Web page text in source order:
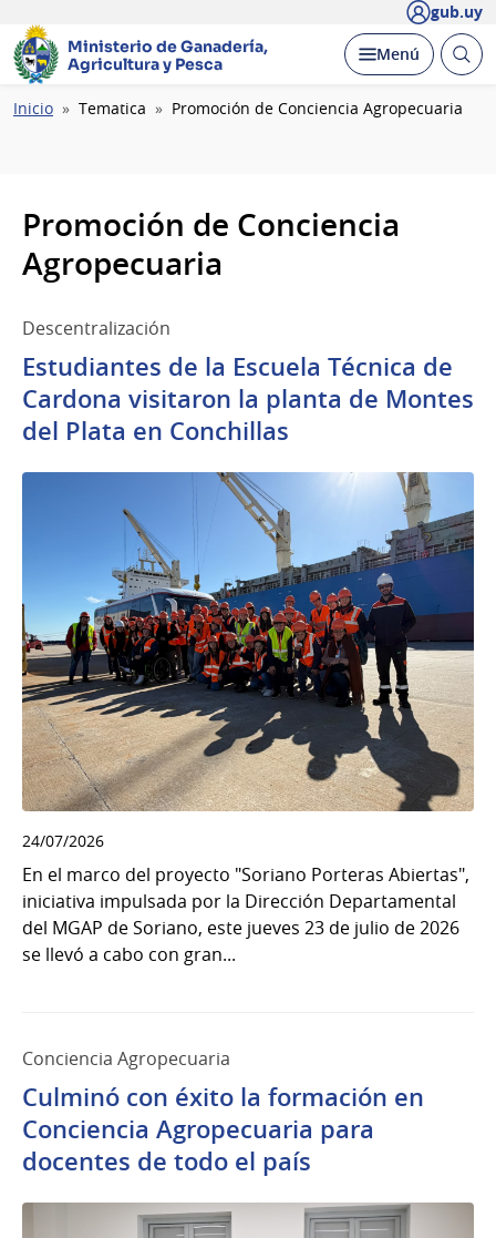
gub.uy
Ministerio de Ganadería,
Agricultura y Pesca
Desplegar
Menú Abrir
Ruta
Inicio Tematica Promoción de Conciencia Agropecuaria
Promoción de Conciencia
Agropecuaria
Descentralización
Estudiantes de la Escuela Técnica de
Cardona visitaron la planta de Montes
del Plata en Conchillas
24/07/2026
En el marco del proyecto "Soriano Porteras Abiertas",
iniciativa impulsada por la Dirección Departamental
del MGAP de Soriano, este jueves 23 de julio de 2026
se llevó a cabo con gran...
Conciencia Agropecuaria
Culminó con éxito la formación en
Conciencia Agropecuaria para
docentes de todo el país